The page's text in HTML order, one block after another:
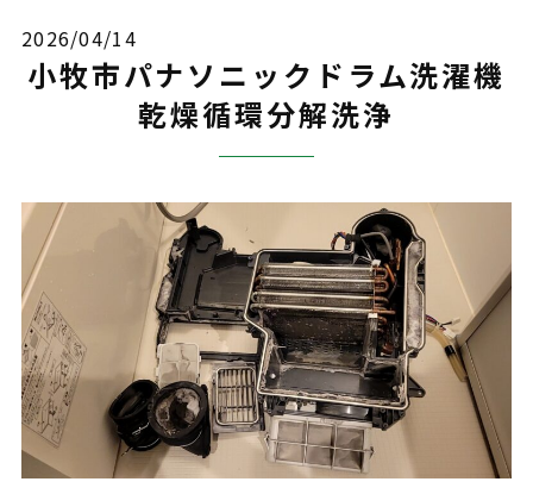
2026/04/14
小牧市パナソニックドラム洗濯機
乾燥循環分解洗浄